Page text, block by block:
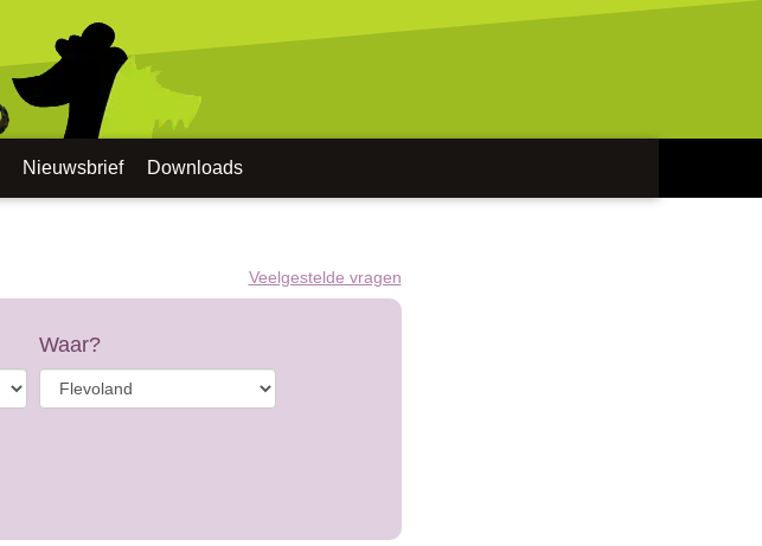
Nieuwsbrief Downloads
Veelgestelde vragen
Waar?